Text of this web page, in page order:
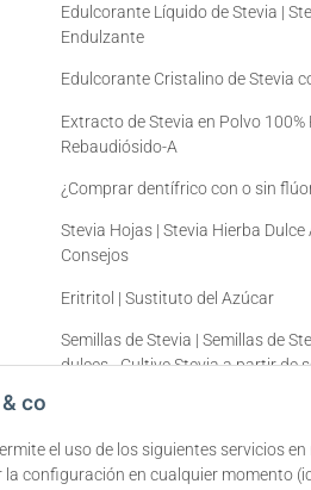
co
el uso de los siguientes servicios
la configuración en cualquier momento
Edulcorante Líquido de Stevia |
Endulzante
Edulcorante Cristalino de Stevia
Extracto de Stevia en Polvo 100%
Rebaudiósido-A
¿Comprar dentífrico con o sin
Stevia Hojas | Stevia Hierba
Consejos
Eritritol | Sustituto del Azúcar
Semillas de Stevia | Semillas de
dulces - Cultive Stevia a partir de